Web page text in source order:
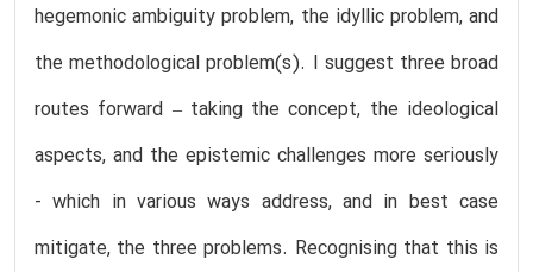
hegemonic ambiguity problem, the idyllic problem, and
the methodological problem(s). I suggest three broad
routes forward – taking the concept, the ideological
aspects, and the epistemic challenges more seriously
- which in various ways address, and in best case
mitigate, the three problems. Recognising that this is